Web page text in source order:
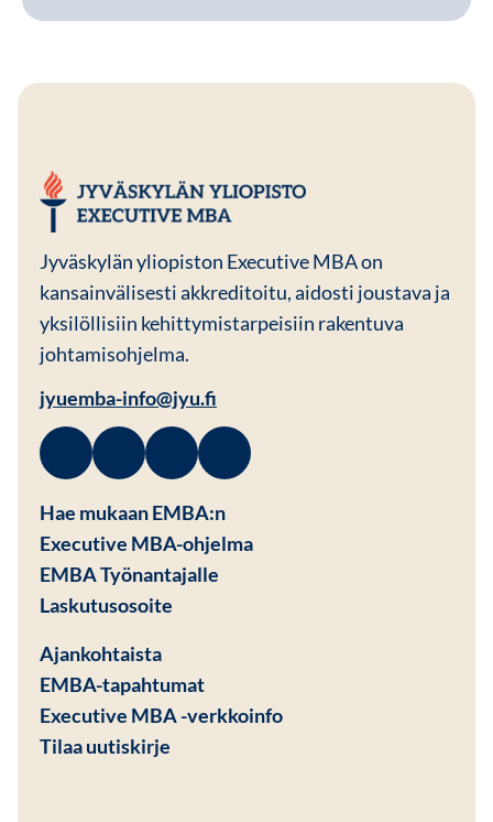
Jyväskylän yliopiston Executive MBA on
kansainvälisesti akkreditoitu, aidosti joustava ja
yksilöllisiin kehittymistarpeisiin rakentuva
johtamisohjelma.
jyuemba-info@jyu.fi
Facebook
Avautuu uuteen ikkunaan
Linkedin
Avautuu uuteen ikkunaan
Instagram
Avautuu uuteen ikkunaan
Youtube
Avautuu uuteen ikkunaan
Hae mukaan EMBA:n
Executive MBA-ohjelma
EMBA Työnantajalle
Laskutusosoite
Ajankohtaista
EMBA-tapahtumat
Executive MBA -verkkoinfo
Tilaa uutiskirje